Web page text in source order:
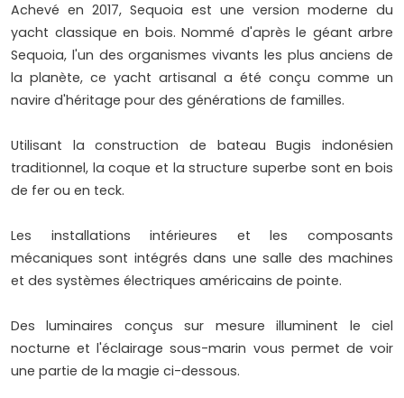
Achevé en 2017, Sequoia est une version moderne du
yacht classique en bois. Nommé d'après le géant arbre
Sequoia, l'un des organismes vivants les plus anciens de
la planète, ce yacht artisanal a été conçu comme un
navire d'héritage pour des générations de familles.
Utilisant la construction de bateau Bugis indonésien
traditionnel, la coque et la structure superbe sont en bois
de fer ou en teck.
Les installations intérieures et les composants
mécaniques sont intégrés dans une salle des machines
et des systèmes électriques américains de pointe.
Des luminaires conçus sur mesure illuminent le ciel
nocturne et l'éclairage sous-marin vous permet de voir
une partie de la magie ci-dessous.